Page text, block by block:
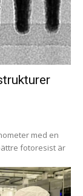
med en
fotoresist är